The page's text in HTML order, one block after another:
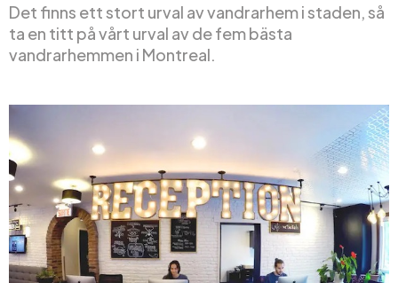
Det finns ett stort urval av vandrarhem i staden, så
ta en titt på vårt urval av de fem bästa
vandrarhemmen i Montreal.